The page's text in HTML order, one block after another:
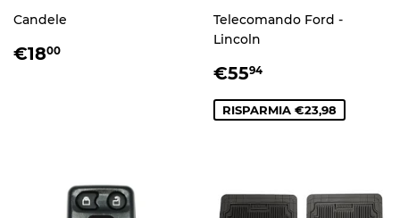
Candele
PREZZO
€1800
Telecomando Ford -
Lincoln
PREZZO
€5594
RISPARMIA €23,98